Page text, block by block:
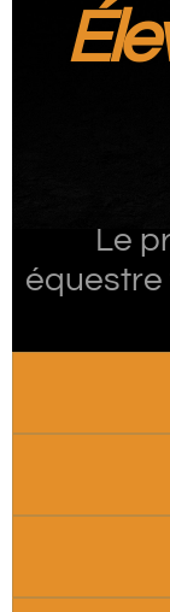
Le